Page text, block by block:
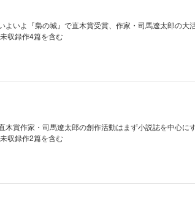
いよ『梟の城』で直木賞受賞、作家・司馬遼太郎の大
収録作4篇を含む
賞作家・司馬遼太郎の創作活動はまず小説誌を中心に
収録作2篇を含む